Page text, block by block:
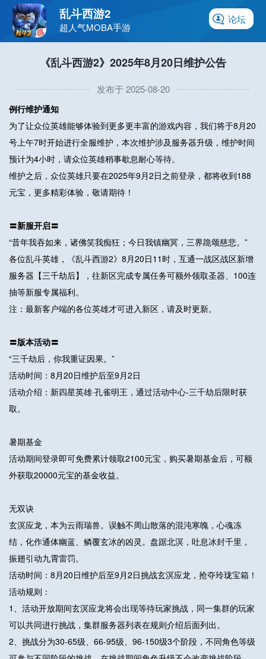
论坛
乱斗西游2
超人气MOBA手游
《乱斗西游2》2025年8月20日维护公告
发布于 2025-08-20
例行维护通知
为了让众位英雄能够体验到更多更丰富的游戏内容，我们将于8月20
号上午7时开始进行全服维护，本次维护涉及服务器升级，维护时间
预计为4小时，请众位英雄稍事歇息耐心等待。
维护之后，众位英雄只要在2025年9月2日之前登录，都将收到188
元宝，更多精彩体验，敬请期待！
〓新服开启〓
“昔年我吞如来，诸佛笑我痴狂；今日我镇幽冥，三界跪颂慈悲。”
各位乱斗英雄，《乱斗西游2》8月20日11时，互通一战区战区新增
服务器【三千劫后】，往新区完成专属任务可额外领取圣器、100连
抽等新服专属福利。
注：最新客户端的各位英雄才可进入新区，请及时更新。
〓版本活动〓
“三千劫后，你我重证因果。”
活动时间：8月20日维护后至9月2日
活动介绍：新四星英雄·孔雀明王，通过活动中心-三千劫后限时获
取。
暑期基金
活动期间登录即可免费累计领取2100元宝，购买暑期基金后，可额
外获取20000元宝的基金收益。
无双诀
玄溟应龙，本为云雨瑞兽。误触不周山散落的混沌寒魄，心魂冻
结，化作通体幽蓝、鳞覆玄冰的凶灵。盘踞北溟，吐息冰封千里，
振翅引动九霄雷罚。
活动时间：8月20日维护后至9月2日挑战玄溟应龙，抢夺玲珑宝箱！
活动规则：
1、活动开放期间玄溟应龙将会出现等待玩家挑战，同一集群的玩家
可以共同进行挑战，集群服务器列表在规则介绍后面列出。
2、挑战分为30-65级、66-95级、96-150级3个阶段，不同角色等级